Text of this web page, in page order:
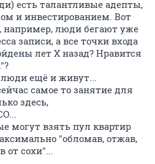
есть талантливые адепты,
и инвестированием. Вот
например, люди бегают уже
записи, а все точки входа
лет Х назад? Нравится
люди ещё и живут...
самое то занятие для
здесь,
могут взять пул квартир
"обломав, отжав,
от сохи"...